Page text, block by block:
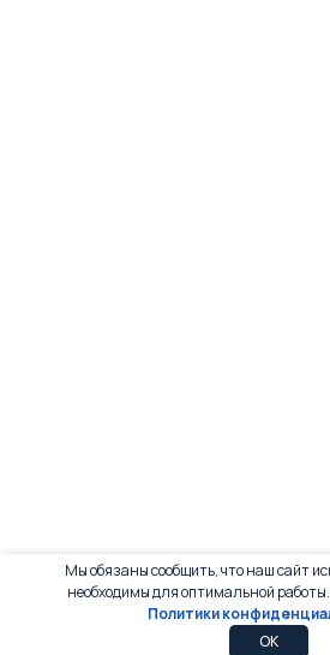
Мы обязаны сообщить, что наш сайт
необходимы для оптимальной работы.
Политики
OK